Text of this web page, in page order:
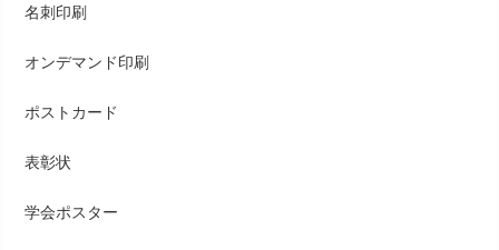
名刺印刷
オンデマンド印刷
ポストカード
表彰状
学会ポスター